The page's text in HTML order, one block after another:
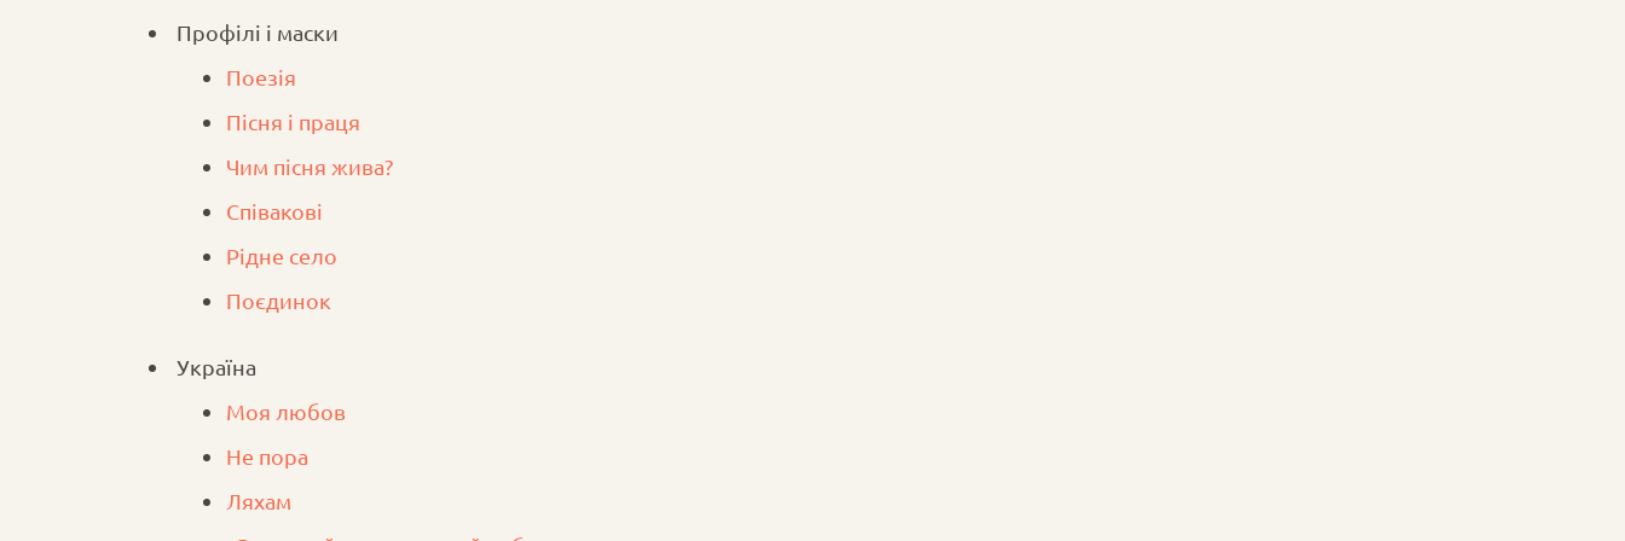
Профілі і маски
Поезія
Пісня і праця
Чим пісня жива?
Співакові
Рідне село
Поєдинок
Україна
Моя любов
Не пора
Ляхам